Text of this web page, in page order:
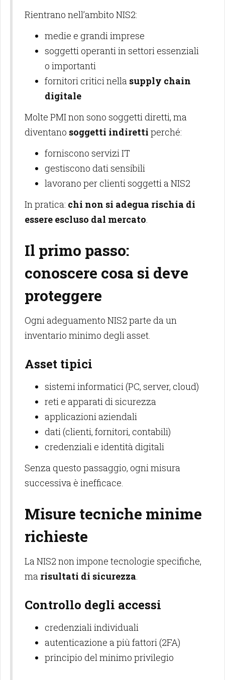
Rientrano nell’ambito NIS2:
medie e grandi imprese
soggetti operanti in settori essenziali
o importanti
fornitori critici nella supply chain
digitale
Molte PMI non sono soggetti diretti, ma
diventano soggetti indiretti perché:
forniscono servizi IT
gestiscono dati sensibili
lavorano per clienti soggetti a NIS2
In pratica: chi non si adegua rischia di
essere escluso dal mercato
Il primo passo:
conoscere cosa si deve
proteggere
Ogni adeguamento NIS2 parte da un
inventario minimo degli asset.
Asset tipici
sistemi informatici (PC, server, cloud)
reti e apparati di sicurezza
applicazioni aziendali
dati (clienti, fornitori, contabili)
credenziali e identità digitali
Senza questo passaggio, ogni misura
successiva è inefficace.
Misure tecniche minime
richieste
La NIS2 non impone tecnologie specifiche,
ma risultati di sicurezza
Controllo degli accessi
credenziali individuali
autenticazione a più fattori (2FA)
principio del minimo privilegio